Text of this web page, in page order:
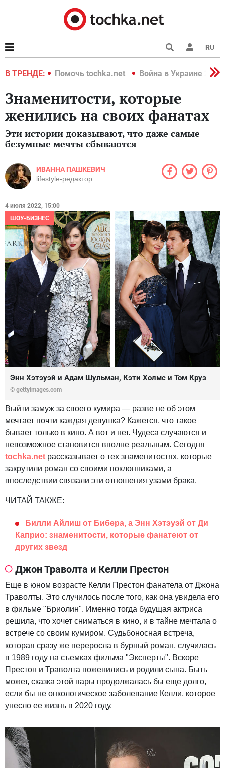
RU
В ТРЕНДЕ:
2022 Помочь tochka.net Война в Украине 2022
Знаменитости, которые
женились на своих фанатах
Эти истории доказывают, что даже самые
безумные мечты сбываются
ИВАННА ПАШКЕВИЧ
lifestyle-редактор
4 июля 2022, 15:00
ШОУ-БИЗНЕС
Энн Хэтэуэй и Адам Шульман, Кэти Холмс и Том Круз
© gettyimages.com
Выйти замуж за своего кумира — разве не об этом
мечтает почти каждая девушка? Кажется, что такое
бывает только в кино. А вот и нет. Чудеса случаются и
невозможное становится вполне реальным. Сегодня
tochka.net рассказывает о тех знаменитостях, которые
закрутили роман со своими поклонниками, а
впоследствии связали эти отношения узами брака.
ЧИТАЙ ТАКЖЕ:
Билли Айлиш от Бибера, а Энн Хэтэуэй от Ди
Каприо: знаменитости, которые фанатеют от
других звезд
Джон Траволта и Келли Престон
Еще в юном возрасте Келли Престон фанатела от Джона
Траволты. Это случилось после того, как она увидела его
в фильме "Бриолин". Именно тогда будущая актриса
решила, что хочет сниматься в кино, и в тайне мечтала о
встрече со своим кумиром. Судьбоносная встреча,
которая сразу же переросла в бурный роман, случилась
в 1989 году на съемках фильма "Эксперты". Вскоре
Престон и Траволта поженились и родили сына. Быть
может, сказка этой пары продолжалась бы еще долго,
если бы не онкологическое заболевание Келли, которое
унесло ее жизнь в 2020 году.